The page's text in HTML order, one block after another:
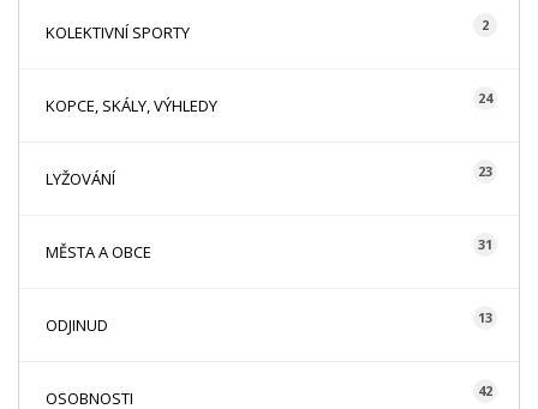
KOLEKTIVNÍ SPORTY 2
KOPCE, SKÁLY, VÝHLEDY 24
LYŽOVÁNÍ 23
MĚSTA A OBCE 31
ODJINUD 13
OSOBNOSTI 42